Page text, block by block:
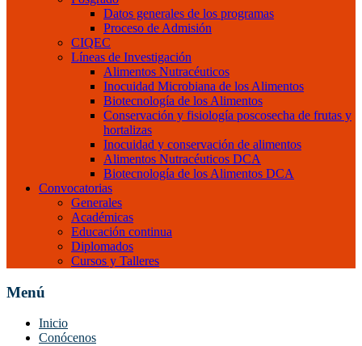
Datos generales de los programas
Proceso de Admisión
CIQEC
Líneas de Investigación
Alimentos Nutracéuticos
Inocuidad Microbiana de los Alimentos
Biotecnología de los Alimentos
Conservación y fisiología poscosecha de frutas y
hortalizas
Inocuidad y conservación de alimentos
Alimentos Nutracéuticos DCA
Biotecnología de los Alimentos DCA
Convocatorias
Generales
Académicas
Educación continua
Diplomados
Cursos y Talleres
Menú
Inicio
Conócenos